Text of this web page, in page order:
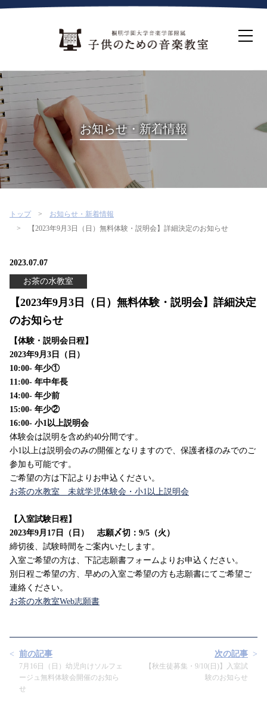
ホーム
生徒募集について
教室案内
コース紹介
概要・沿革
桐朋を選ぶ理由
インタビュー・コラム
イベント
よくある質問
お知らせ・新着情報
トップ
お知らせ・新着情報
【2023年9月3日（日）無料体験・説明会】詳細決定のお知らせ
2023.07.07
お茶の水教室
【2023年9月3日（日）無料体験・説明会】詳細決定
のお知らせ
【体験・説明会日程】
2023年9月3日（日）
10:00- 年少①
11:00- 年中年長
14:00- 年少前
15:00- 年少②
16:00- 小1以上説明会
体験会は説明を含め約40分間です。
小1以上は説明会のみの開催となりますので、保護者様のみでのご
参加も可能です。
ご希望の方は下記よりお申込ください。
お茶の水教室 未就学児体験会・小1以上説明会
【入室試験日程】
2023年9月17日（日） 志願〆切：9/5（火）
締切後、試験時間をご案内いたします。
入室ご希望の方は、下記志願書フォームよりお申込ください。
別日程ご希望の方、早めの入室ご希望の方も志願書にてご希望ご
連絡ください。
お茶の水教室Web志願書
前の記事
7月16日（日）幼児向けソルフェ
ージュ無料体験会開催のお知ら
せ
次の記事
【秋生徒募集・9/10(日)】入室試
験のお知らせ